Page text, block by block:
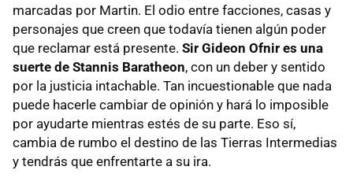
marcadas por Martin. El odio entre facciones, casas y
personajes que creen que todavía tienen algún poder
que reclamar está presente. Sir Gideon Ofnir es una
suerte de Stannis Baratheon, con un deber y sentido
por la justicia intachable. Tan incuestionable que nada
puede hacerle cambiar de opinión y hará lo imposible
por ayudarte mientras estés de su parte. Eso sí,
cambia de rumbo el destino de las Tierras Intermedias
y tendrás que enfrentarte a su ira.